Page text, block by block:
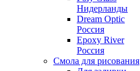
Нидерланды
Dream Optic
Россия
Epoxy River
Россия
Смола для рисования